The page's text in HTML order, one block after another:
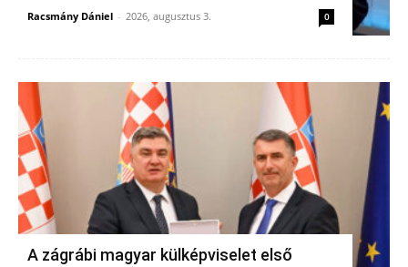
Racsmány Dániel - 2026, augusztus 3. 0
A zágrábi magyar külképviselet első